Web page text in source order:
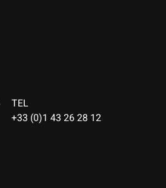
TEL
+33 (0)1 43 26 28 12